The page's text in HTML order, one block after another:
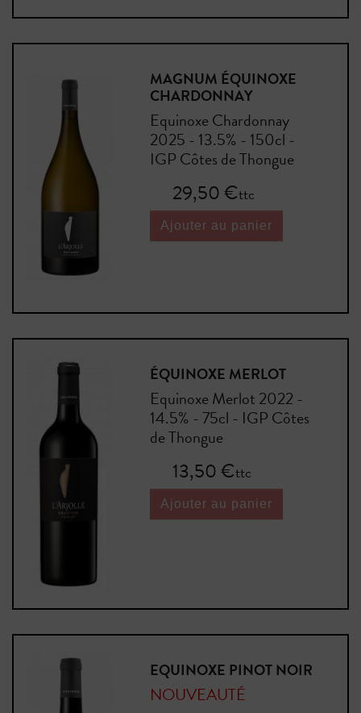
MAGNUM ÉQUINOXE
CHARDONNAY
Equinoxe Chardonnay
2025 - 13.5% - 150cl -
IGP Côtes de Thongue
Prix29,50 €ttc
Ajouter au panier
ÉQUINOXE MERLOT
Equinoxe Merlot 2022 -
14.5% - 75cl - IGP Côtes
de Thongue
Prix13,50 €ttc
Ajouter au panier
EQUINOXE PINOT NOIR
NOUVEAUTÉ